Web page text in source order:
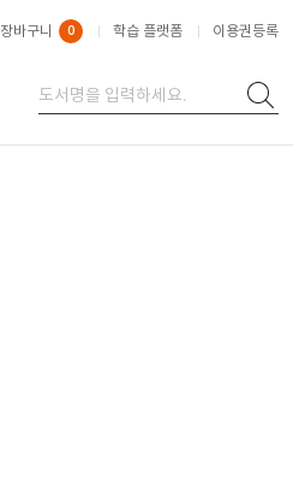
장바구니 0 학습 플랫폼 이용권등록